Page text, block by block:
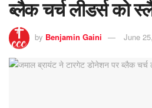
ब्लैक चर्च लीडर्स को
by Benjamin Gaini June